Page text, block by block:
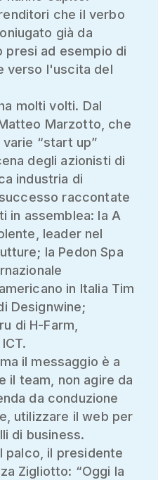
che il verbo
già da
presi ad esempio di
verso l'uscita del
molti volti. Dal
Marzotto, che
“start up”
degli azionisti di
industria di
raccontate
in assemblea: la A
leader nel
la Pedon Spa
in Italia Tim
Designwine;
di H-Farm,
il messaggio è a
il team, non agire da
da conduzione
utilizzare il web per
di business.
palco, il presidente
Zigliotto: “Oggi la